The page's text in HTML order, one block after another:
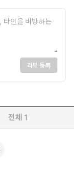
리뷰 등록
전체 1